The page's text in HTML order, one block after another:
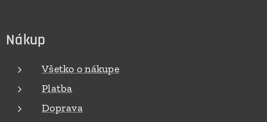
Nákup
Všetko o nákupe
Platba
Doprava